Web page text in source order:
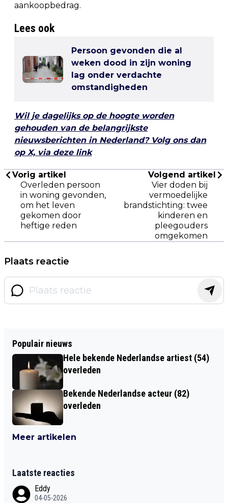
aankoopbedrag.
Lees ook
Persoon gevonden die al
weken dood in zijn woning
lag onder verdachte
omstandigheden
Wil je dagelijks op de hoogte worden
gehouden van de belangrijkste
nieuwsberichten in Nederland? Volg ons dan
op X, via deze link
Vorig artikel
Overleden persoon
in woning gevonden,
om het leven
gekomen door
heftige reden
Volgend artikel
Vier doden bij
vermoedelijke
brandstichting: twee
kinderen en
pleegouders
omgekomen
Plaats reactie
Populair nieuws
Hele bekende Nederlandse artiest (54)
overleden
Bekende Nederlandse acteur (82)
overleden
Meer artikelen
Laatste reacties
Eddy
04-05-2026